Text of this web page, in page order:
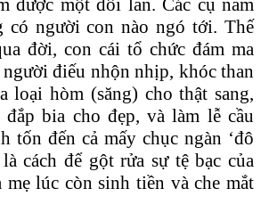
được một đôi lần. Các cụ nằm
có người con nào ngó tới. Thế
đời, con cái tổ chức đám ma
điếu nhộn nhịp, khóc than
loại hòm (săng) cho thật sang,
bia cho đẹp, và làm lễ cầu
tốn đến cả mấy chục ngàn ‘đô
cách để gột rửa sự tệ bạc của
lúc còn sinh tiền và che mắt